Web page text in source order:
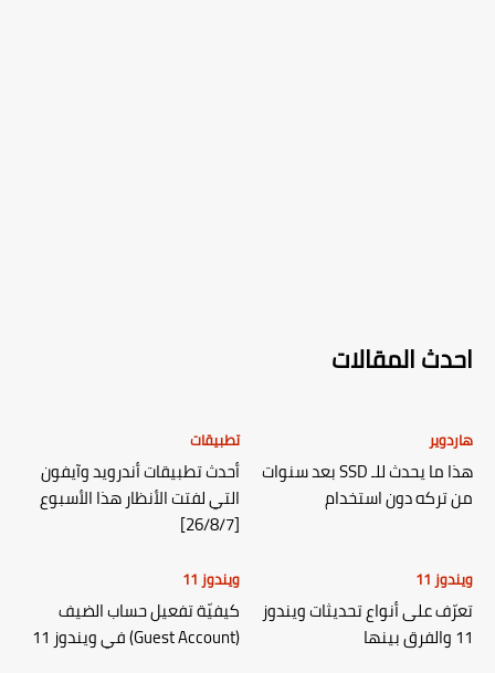
احدث المقالات
هاردوير
هذا ما يحدث للـ SSD بعد سنوات
من تركه دون استخدام
تطبيقات
أحدث تطبيقات أندرويد وآيفون
التي لفتت الأنظار هذا الأسبوع
[26/8/7]
ويندوز 11
تعرّف على أنواع تحديثات ويندوز
11 والفرق بينها
ويندوز 11
كيفيّة تفعيل حساب الضيف
(Guest Account) في ويندوز 11